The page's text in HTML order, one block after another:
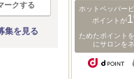
ークする
集を見る
ホットペッパー
ポイントが
ためたポイント
にサロンを